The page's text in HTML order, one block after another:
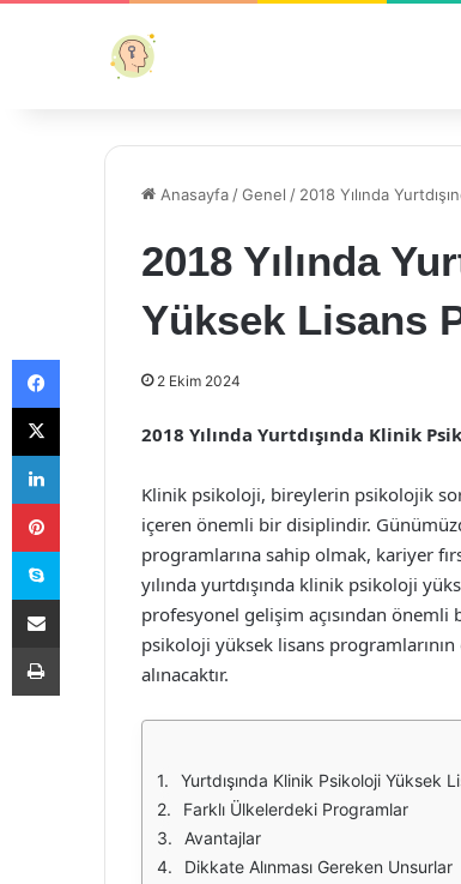
Anasayfa /Genel / 2018 Yılında
2018 Yılında
Yüksek Lisans
2 Ekim 2024
2018 Yılında Yurtdışında Klinik
Klinik psikoloji, bireylerin psikolojik
içeren önemli bir disiplindir.
programlarına sahip olmak, kariyer
yılında yurtdışında klinik psikoloji
profesyonel gelişim açısından
psikoloji yüksek lisans
alınacaktır.
Yurtdışında Klinik Psikoloji Yüksek
Farklı Ülkelerdeki Programlar
Avantajlar
Dikkate Alınması Gereken Unsurlar
Facebook
X
LinkedIn
Pinterest
Skype
E-Posta ile paylaş